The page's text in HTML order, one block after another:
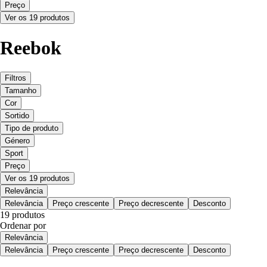
Preço
Ver os 19 produtos
Reebok
Filtros
Tamanho
Cor
Sortido
Tipo de produto
Género
Sport
Preço
Ver os 19 produtos
Relevância
Relevância
Preço crescente Preço decrescente Desconto
19 produtos
Ordenar por
Relevância
Relevância
Preço crescente Preço decrescente Desconto